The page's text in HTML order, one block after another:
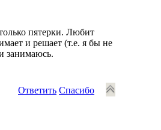
пятерки. Любит
и решает (т.е. я бы не
занимаюсь.
Ответить Спасибо